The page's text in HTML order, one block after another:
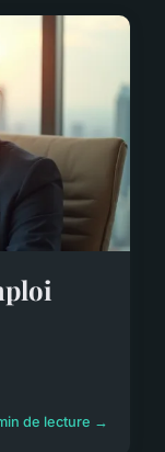
de lecture →